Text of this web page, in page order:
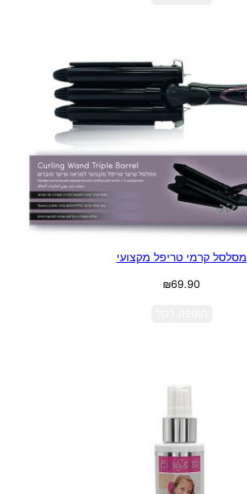
מסלסל קרמי טריפל מקצועי
₪69.90